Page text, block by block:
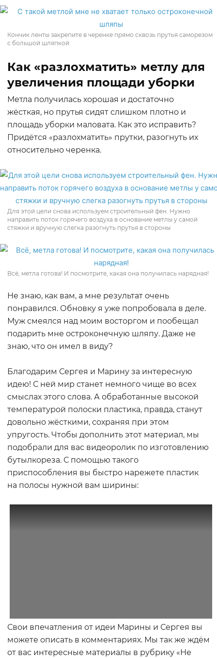
Кончик ленты закрепите в черенке прямо сквозь прутья саморезом
с большой шляпкой
Как «разлохматить» метлу для
увеличения площади уборки
Метла получилась хорошая и достаточно
жёсткая, но прутья сидят слишком плотно и
площадь уборки маловата. Как это исправить?
Придётся «разлохматить» прутки, разогнуть их
относительно черенка.
Для этой цели снова используем строительный фен. Нужно
направить поток горячего воздуха в основание метлы у самой
стяжки и вручную слегка разогнуть прутья в стороны
Всё, метла готова! И посмотрите, какая она получилась нарядная!
Не знаю, как вам, а мне результат очень
понравился. Обновку я уже попробовала в деле.
Муж смеялся над моим восторгом и пообещал
подарить мне остроконечную шляпу. Даже не
знаю, что он имел в виду?
Благодарим Сергея и Марину за интересную
идею! С ней мир станет немного чище во всех
смыслах этого слова. А обработанные высокой
температурой полоски пластика, правда, станут
довольно жёсткими, сохраняя при этом
упругость. Чтобы дополнить этот материал, мы
подобрали для вас видеоролик по изготовлению
бутылкореза. С помощью такого
приспособления вы быстро нарежете пластик
на полосы нужной вам ширины:
Свои впечатления от идеи Марины и Сергея вы
можете описать в комментариях. Мы так же ждём
от вас интересные материалы в рубрику «Не